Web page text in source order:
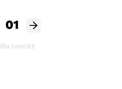
01
1 από 63